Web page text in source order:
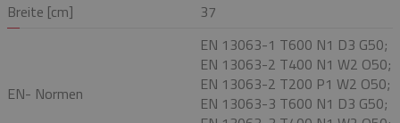
Breite [cm]
37
EN- Normen
EN 13063-1 T600 N1 D3 G50;
EN 13063-2 T400 N1 W2 O50;
EN 13063-2 T200 P1 W2 O50;
EN 13063-3 T600 N1 D3 G50;